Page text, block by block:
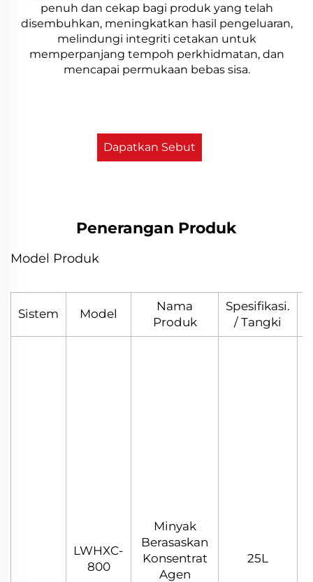
penuh dan cekap bagi produk yang telah
disembuhkan, meningkatkan hasil pengeluaran,
melindungi integriti cetakan untuk
memperpanjang tempoh perkhidmatan, dan
mencapai permukaan bebas sisa.
Dapatkan Sebut
Penerangan Produk
Model Produk
Sistem Model
Nama
Produk
Spesifikasi.
/ Tangki
LWHXC-
800
Minyak
Berasaskan
Konsentrat
Agen
25L